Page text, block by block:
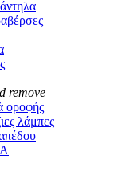
remove
οροφής
λάμπες